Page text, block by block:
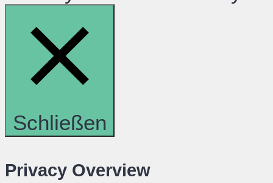
Schließen
Privacy Overview